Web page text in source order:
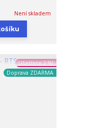
Není skladem
Ušetřete 2 %!
Doprava ZDARMA